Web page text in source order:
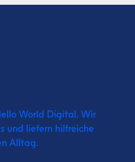
World Digital. Wir
und liefern hilfreiche
Alltag.